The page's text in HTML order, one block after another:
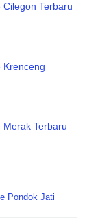
Terbaru
Krenceng
Merak Terbaru
Pondok Jati